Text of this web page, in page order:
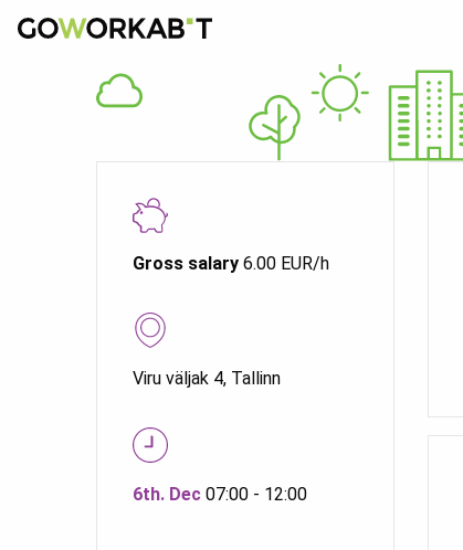
Gross salary 6.00 EUR/h
Viru väljak 4, Tallinn
6th. Dec 07:00 - 12:00